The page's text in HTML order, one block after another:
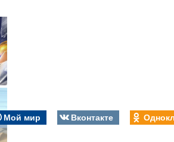
Мой мир Вконтакте